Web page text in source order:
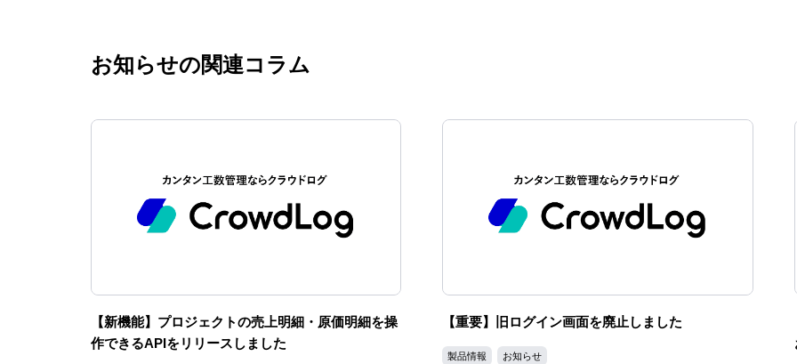
お知らせの関連コラム
【新機能】プロジェクトの売上明細・原価明細を操
作できるAPIをリリースしました
【重要】旧ログイン画面を廃止しました
製品情報 お知らせ